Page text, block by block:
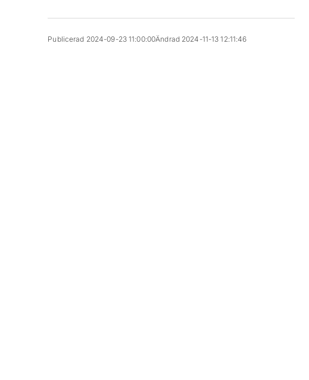
Publicerad 2024-09-23 11:00:00Ändrad 2024-11-13 12:11:46